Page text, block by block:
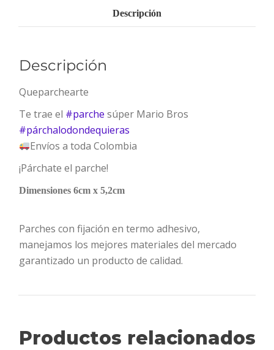
Descripción
Descripción
Queparchearte
Te trae el #parche súper Mario Bros
#párchalodondequieras
Envíos a toda Colombia
¡Párchate el parche!
Dimensiones 6cm x 5,2cm
Parches con fijación en termo adhesivo,
manejamos los mejores materiales del mercado
garantizado un producto de calidad.
Productos relacionados